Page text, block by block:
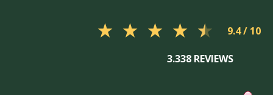
9.4
3.338 REVIEWS